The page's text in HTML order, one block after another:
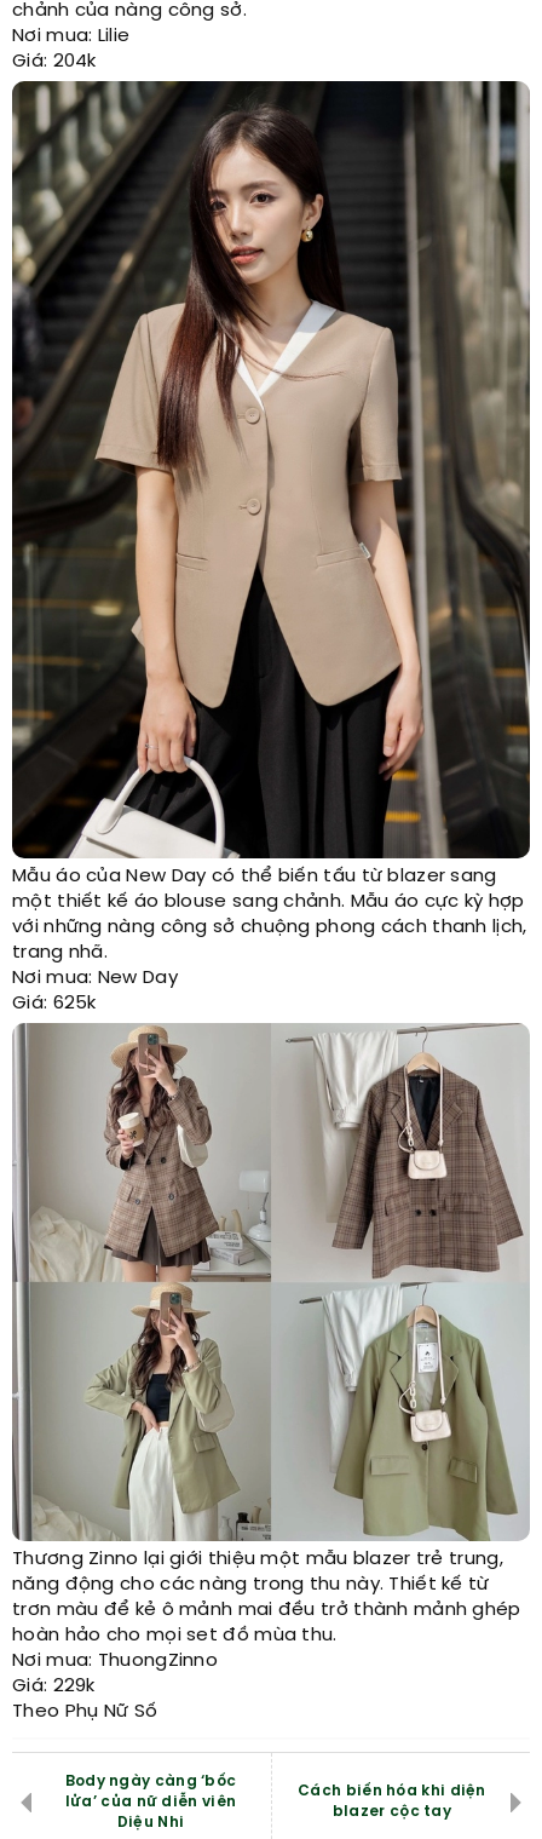
chảnh của nàng công sở.
Nơi mua: Lilie
Giá: 204k
Mẫu áo của New Day có thể biến tấu từ blazer sang
một thiết kế áo blouse sang chảnh. Mẫu áo cực kỳ hợp
với những nàng công sở chuộng phong cách thanh lịch,
trang nhã.
Nơi mua: New Day
Giá: 625k
Thương Zinno lại giới thiệu một mẫu blazer trẻ trung,
năng động cho các nàng trong thu này. Thiết kế từ
trơn màu để kẻ ô mảnh mai đều trở thành mảnh ghép
hoàn hảo cho mọi set đồ mùa thu.
Nơi mua: ThuongZinno
Giá: 229k
Theo Phụ Nữ Số
Body ngày càng ‘bốc
lửa’ của nữ diễn viên
Diệu Nhi
Cách biến hóa khi diện
blazer cộc tay